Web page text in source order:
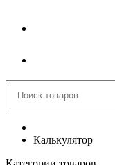
Калькулятор